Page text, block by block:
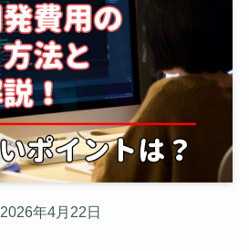
2026年4月22日